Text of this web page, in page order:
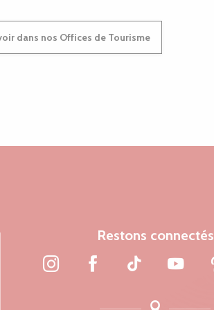
dans nos Offices de Tourisme
Restons connectés